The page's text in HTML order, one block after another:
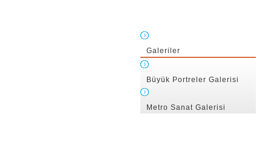
Galeriler
Büyük Portreler Galerisi
Metro Sanat Galerisi